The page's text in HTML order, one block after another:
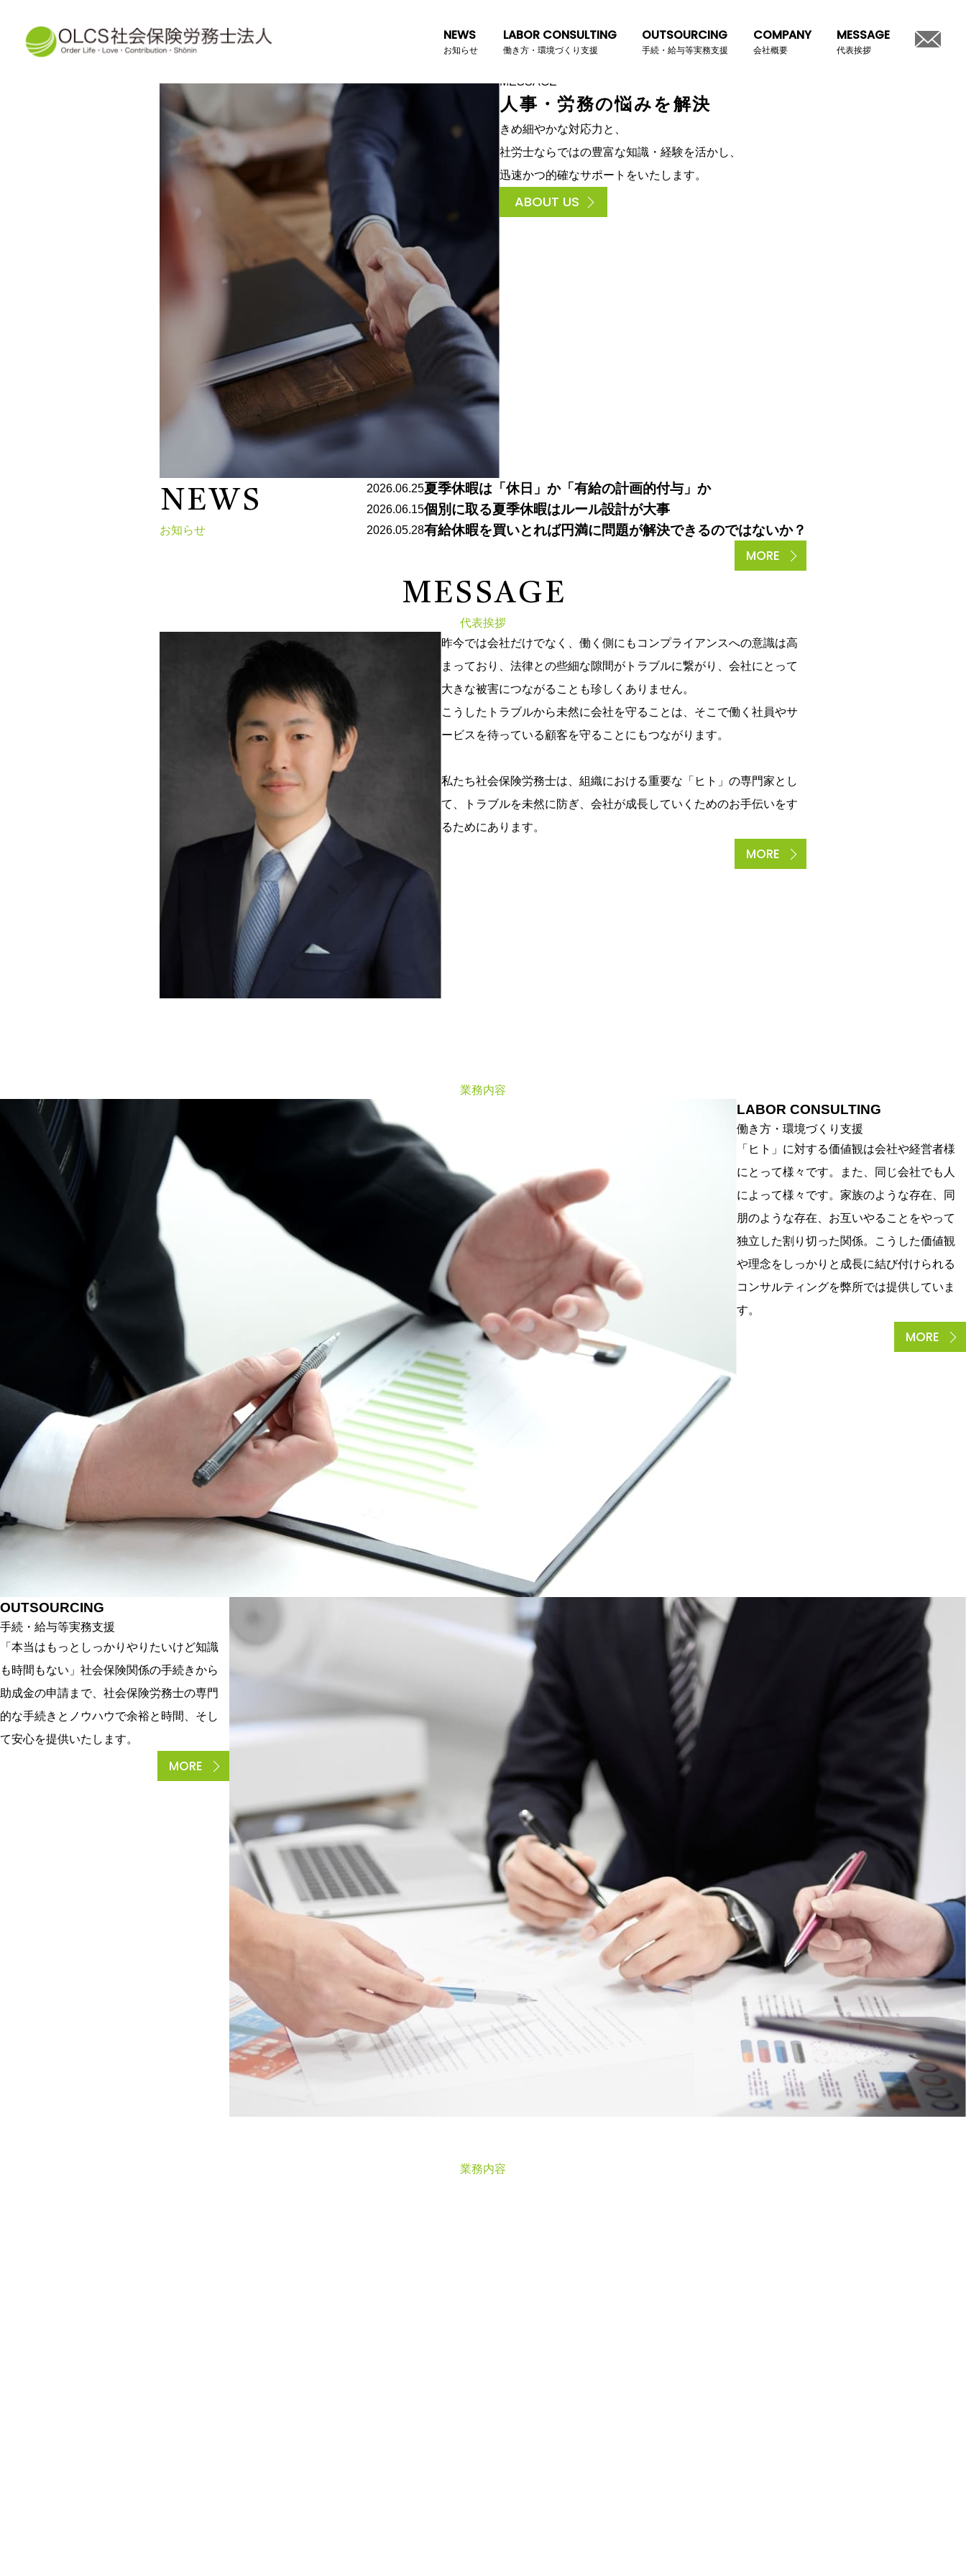
NEWS
お知らせ
LABOR CONSULTING
働き方・環境づくり支援
OUTSOURCING
手続・給与等実務支援
COMPANY
会社概要
MESSAGE
代表挨拶
OLCS
MESSAGE
人 事 ・ 労務の悩みを解決
きめ細やかな対応力と、
社労士ならではの豊富な知識・経験を活かし、
迅速かつ的確なサポートをいたします。
ABOUT US
N EW S
お知らせ
2026.06.25夏季休暇は「休日」か「有給の計画的付与」か
2026.06.15個別に取る夏季休暇はルール設計が大事
2026.05.28有給休暇を買いとれば円満に問題が解決できるのではないか？
MORE
MES SAGE
代表挨拶
昨今では会社だけでなく、働く側にもコンプライアンスへの意識は高
まっており、法律との些細な隙間がトラブルに繋がり、会社にとって
大きな被害につながることも珍しくありません。
こうしたトラブルから未然に会社を守ることは、そこで働く社員やサ
ービスを待っている顧客を守ることにもつながります。
私たち社会保険労務士は、組織における重要な「ヒト」の専門家とし
て、トラブルを未然に防ぎ、会社が成長していくためのお手伝いをす
るためにあります。
MORE
業務内容
LABOR CONSULTING
働き方・環境づくり支援
「ヒト」に対する価値観は会社や経営者様
にとって様々です。また、同じ会社でも人
によって様々です。家族のような存在、同
朋のような存在、お互いやることをやって
独立した割り切った関係。こうした価値観
や理念をしっかりと成長に結び付けられる
コンサルティングを弊所では提供していま
す。
MORE
OUTSOURCING
手続・給与等実務支援
「本当はもっとしっかりやりたいけど知識
も時間もない」社会保険関係の手続きから
助成金の申請まで、社会保険労務士の専門
的な手続きとノウハウで余裕と時間、そし
て安心を提供いたします。
MORE
業務内容